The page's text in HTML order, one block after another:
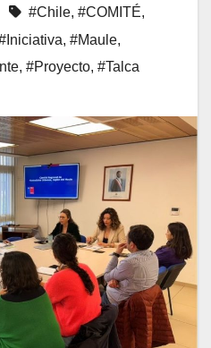
#Chile, #COMITÉ,
, #Maule,
, #Proyecto, #Talca